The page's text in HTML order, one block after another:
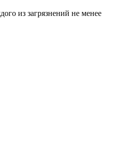
из загрязнений не менее